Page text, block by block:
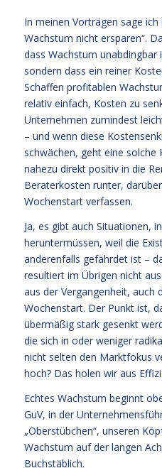
In meinen Vorträgen sage
Wachstum nicht ersparen“.
dass Wachstum unabdingbar
sondern dass ein reiner
Schaffen profitablen
relativ einfach, Kosten zu
Unternehmen zumindest
– und wenn diese
schwächen, geht eine solche
nahezu direkt positiv in die
Beraterkosten runter,
Wochenstart verfassen.
Ja, es gibt auch Situationen,
heruntermüssen, weil die
anderenfalls gefährdet ist –
resultiert im Übrigen nicht
aus der Vergangenheit, auch
Wochenstart. Der Punkt ist,
übermäßig stark gesenkt
die sich in oder weniger
nicht selten den Marktfokus
hoch? Das holen wir aus
Echtes Wachstum beginnt
GuV, in der
„Oberstübchen“, unseren
Wachstum auf der langen
Buchstäblich.